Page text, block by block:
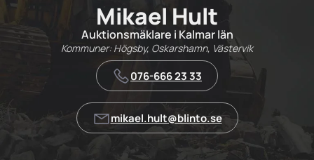
Mikael Hult
Auktionsmäklare i Kalmar län
Kommuner: Högsby, Oskarshamn, Västervik
076-666 23 33
mikael.hult@blinto.se